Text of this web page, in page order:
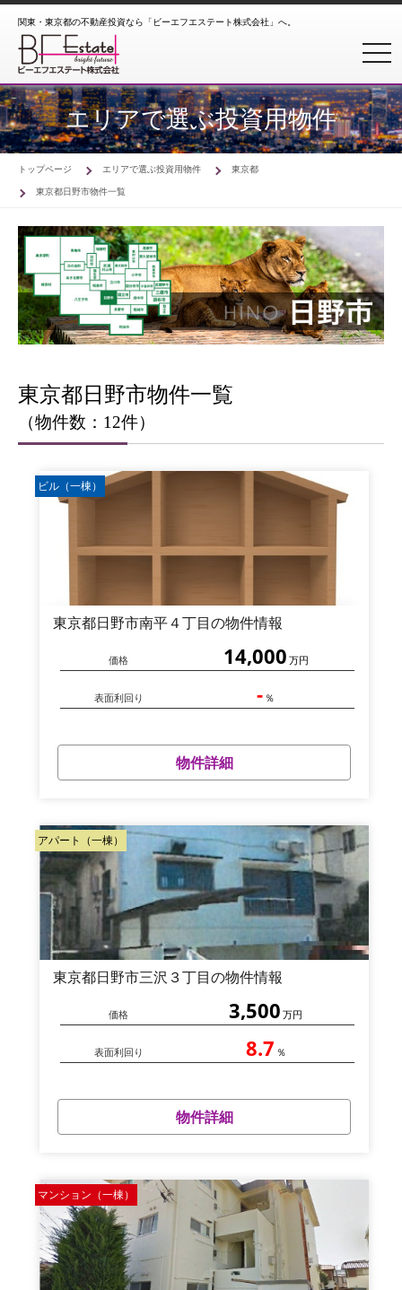
関東・東京都の不動産投資なら「ビーエフエステート株式会社」へ。
エリアで選ぶ投資用物件
トップページ エリアで選ぶ投資用物件
東京都
東京都日野市物件一覧
東京都日野市物件一覧
（物件数：12件）
ビル（一棟）
東京都日野市南平４丁目の物件情報
価格 14,000 万円
表面利回り - ％
物件詳細
アパート（一棟）
東京都日野市三沢３丁目の物件情報
価格 3,500 万円
表面利回り 8.7 ％
物件詳細
マンション（一棟）